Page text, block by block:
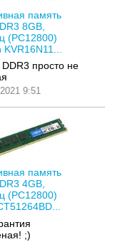
память
8GB,
(PC12800)
просто не
9:51
память
4GB,
(PC12800)
;)